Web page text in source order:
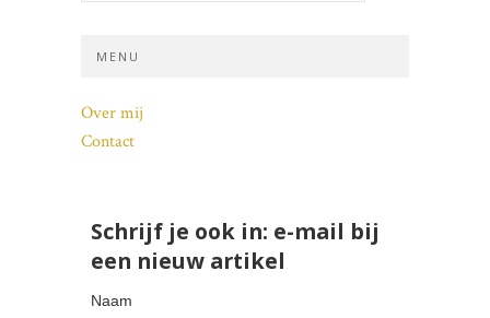
MENU
Over mij
Contact
Schrijf je ook in: e-mail bij
een nieuw artikel
Naam